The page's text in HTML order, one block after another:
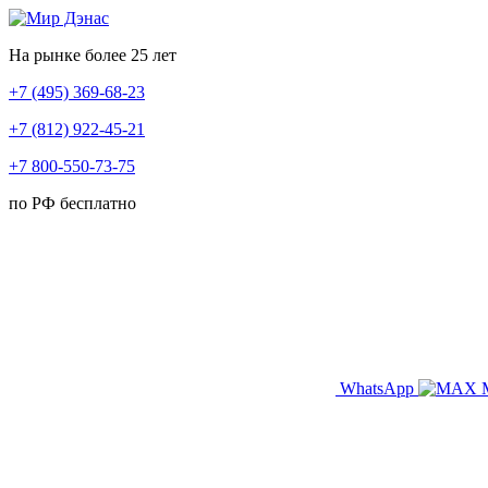
На рынке более 25 лет
+7 (495) 369-68-23
+7 (812) 922-45-21
+7 800-550-73-75
по РФ бесплатно
WhatsApp